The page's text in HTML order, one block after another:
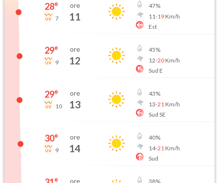
28°
7
ore
11
47%
11-19Km/h
Est
29°
9
ore
12
45%
12-20Km/h
Sud E
29°
10
ore
13
43%
13-21 Km/h
Sud SE
30°
9
ore
14
40%
14-21 Km/h
Sud
ore 38%